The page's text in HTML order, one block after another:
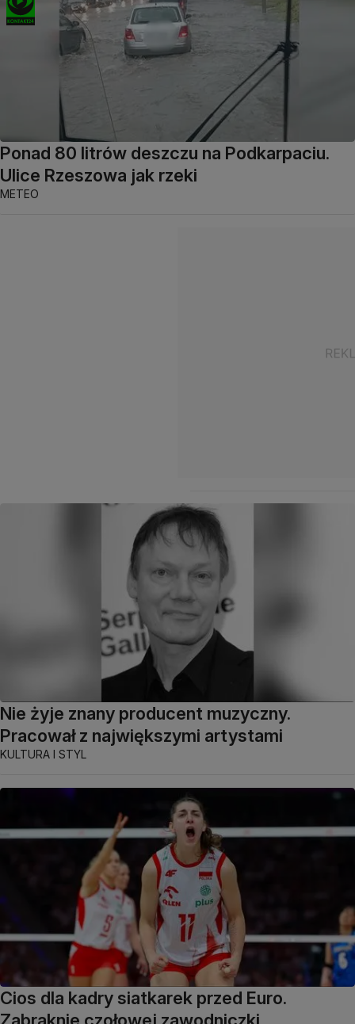
Ponad 80 litrów deszczu na Podkarpaciu.
Ulice Rzeszowa jak rzeki
METEO
Nie żyje znany producent muzyczny.
Pracował z największymi artystami
KULTURA I STYL
Cios dla kadry siatkarek przed Euro.